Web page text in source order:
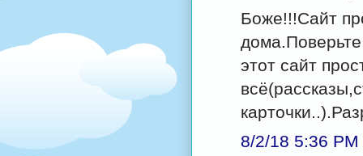
Боже!!!Сайт
этот сайт
8/2/18 5:36 PM